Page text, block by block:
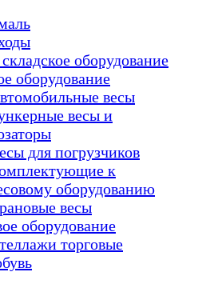
оборудование
оборудование
весы
весы и
для погрузчиков
к
оборудованию
весы
оборудование
торговые